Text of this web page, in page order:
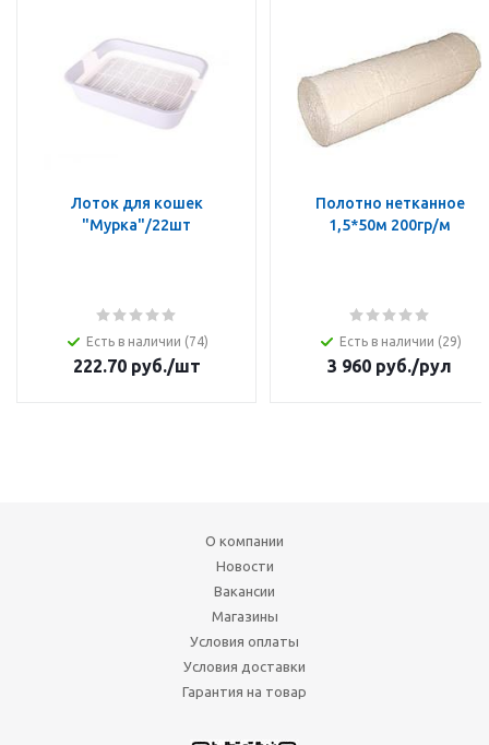
Лоток для кошек
"Мурка"/22шт
Есть в наличии (74)
222.70руб./шт
Полотно нетканное
1,5*50м 200гр/м
Есть в наличии (29)
3 960 руб./рул
О компании
Новости
Вакансии
Магазины
Условия оплаты
Условия доставки
Гарантия на товар